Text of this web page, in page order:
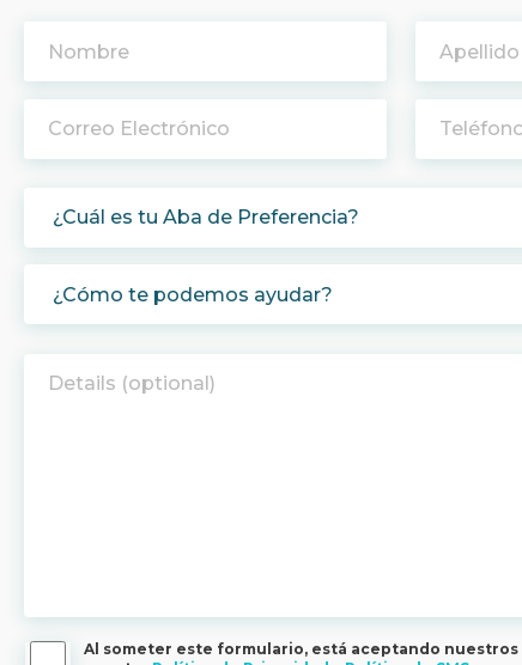
Al someter este formulario, está aceptando nuestros